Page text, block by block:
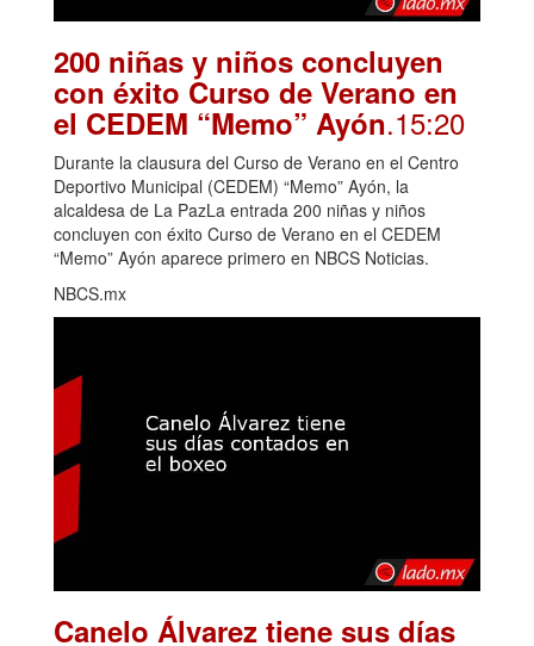
200 niñas y niños concluyen
con éxito Curso de Verano en
el CEDEM “Memo” Ayón.15:20
Durante la clausura del Curso de Verano en el Centro
Deportivo Municipal (CEDEM) “Memo” Ayón, la
alcaldesa de La PazLa entrada 200 niñas y niños
concluyen con éxito Curso de Verano en el CEDEM
“Memo” Ayón aparece primero en NBCS Noticias.
NBCS.mx
Canelo Álvarez tiene sus días